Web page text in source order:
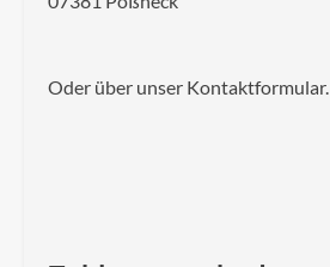
Oder über unser Kontaktformular.